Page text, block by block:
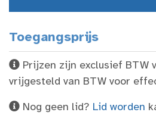
Toegangsprijs
Prijzen zijn exclusief BTW
vrijgesteld van BTW voor
Nog geen lid? Lid worden